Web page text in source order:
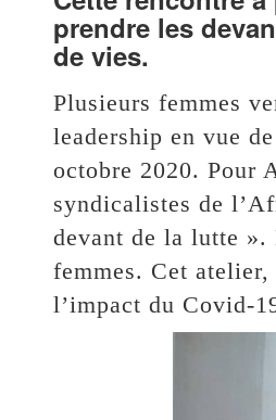
prendre les
de vies.
Plusieurs femmes
leadership en vue
octobre 2020. Pour
syndicalistes de
devant de la lutte ».
femmes. Cet
l’impact du Covid-